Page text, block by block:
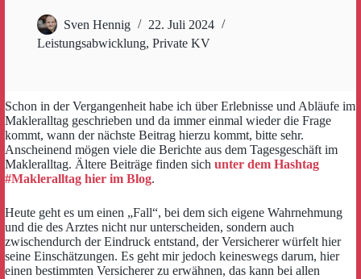
Sven Hennig
22. Juli 2024
Leistungsabwicklung, Private KV
Schon in der Vergangenheit habe ich über Erlebnisse und Abläufe im
Makleralltag geschrieben und da immer einmal wieder die Frage
kommt, wann der nächste Beitrag hierzu kommt, bitte sehr.
Anscheinend mögen viele die Berichte aus dem Tagesgeschäft im
Makleralltag. Ältere Beiträge finden sich unter dem Hashtag
#Makleralltag hier im Blog.
Heute geht es um einen „Fall“, bei dem sich eigene Wahrnehmung
und die des Arztes nicht nur unterscheiden, sondern auch
zwischendurch der Eindruck entstand, der Versicherer würfelt hier
seine Einschätzungen. Es geht mir jedoch keineswegs darum, hier
einen bestimmten Versicherer zu erwähnen, das kann bei allen